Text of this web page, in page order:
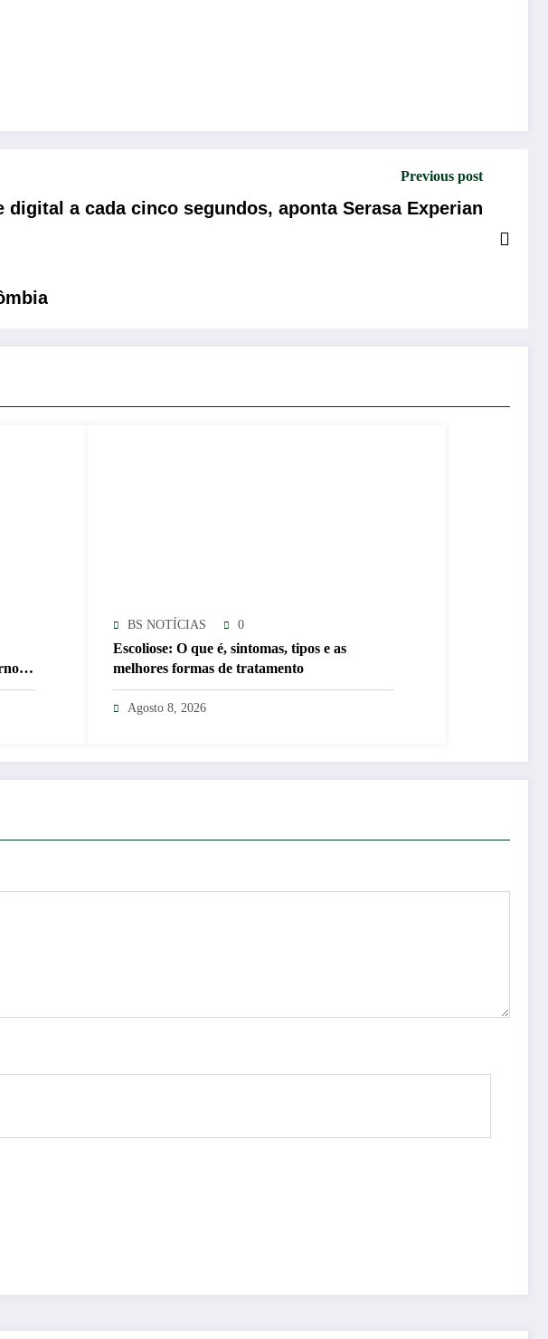
Previous post
a cada cinco segundos, aponta Serasa Experian
BS NOTÍCIAS 0
Escoliose: O que é, sintomas, tipos e as
melhores formas de tratamento
Agosto 8, 2026